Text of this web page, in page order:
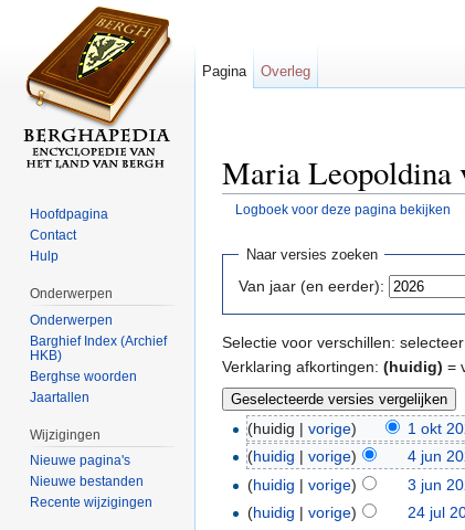
Maria Leopoldina
Logboek voor deze pagina bekijken
Naar versies zoeken
Van jaar (en eerder):
Selectie voor verschillen:
Verklaring afkortingen: (huidig) =
(huidig |vorige) 1 okt
(huidig |vorige) 4 jun
(huidig |vorige) 3 jun
(huidig |vorige) 24 jul
Pagina Overleg
Hoofdpagina
Contact
Hulp
Onderwerpen
Onderwerpen
Barghief Index (Archief
HKB)
Berghse woorden
Jaartallen
Wijzigingen
Nieuwe pagina's
Nieuwe bestanden
Recente wijzigingen